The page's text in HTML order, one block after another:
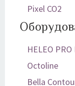
Pixel CO2
HELEO PRO
Octoline
Bella